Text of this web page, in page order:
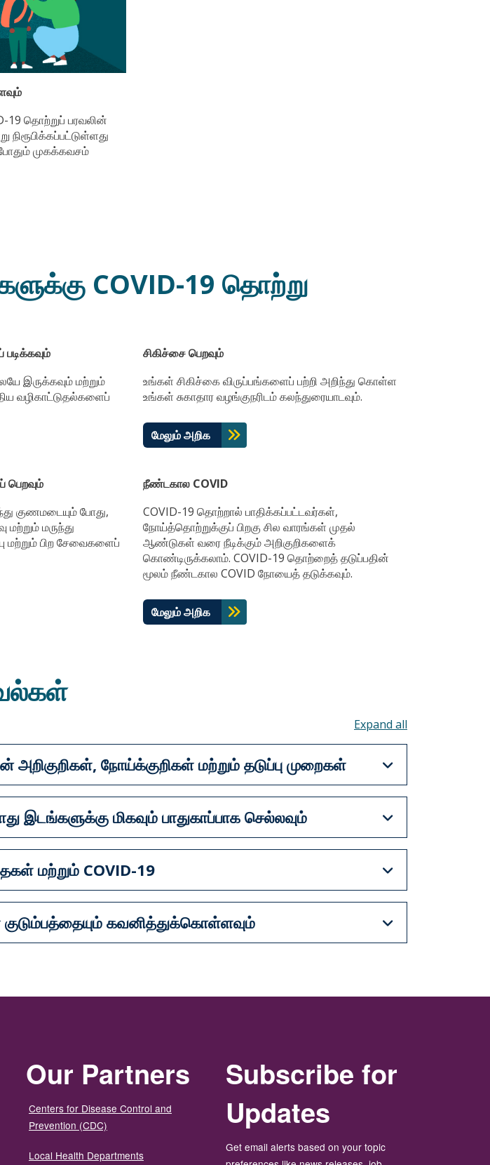
19 தொற்றுப் பரவலின்
முகக்கவசம்
COVID-19 தொற்று
இருக்கவும் மற்றும்
வழிகாட்டுதல்களைப்
சிகிச்சை பெறவும்
உங்கள் சிகிச்கை விருப்பங்களைப் பற்றி அறிந்து கொள்ள
உங்கள் சுகாதார வழங்குநரிடம் கலந்துரையாடவும்.
மேலும் அறிக
குணமடையும் போது,
மருந்து
மற்றும் பிற சேவைகளைப்
நீண்டகால COVID
COVID-19 தொற்றால் பாதிக்கப்பட்டவர்கள்,
நோய்த்தொற்றுக்குப் பிறகு சில வாரங்கள் முதல்
ஆண்டுகள் வரை நீடிக்கும் அறிகுறிகளைக்
கொண்டிருக்கலாம். COVID-19 தொற்றைத் தடுப்பதின்
மூலம் நீண்டகால COVID நோயைத் தடுக்கவும்.
மேலும் அறிக
அறிகுறிகள், நோய்க்குறிகள் மற்றும் தடுப்பு முறைகள்
இடங்களுக்கு மிகவும் பாதுகாப்பாக செல்லவும்
மற்றும் COVID-19
கவனித்துக்கொள்ளவும்
Our Partners
Centers for Disease Control and
Prevention (CDC)
Local Health Departments
Subscribe for
Updates
Get email alerts based on your topic